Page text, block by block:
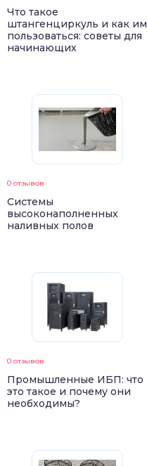
Что такое
штангенциркуль и как им
пользоваться: советы для
начинающих
0 отзывов
Системы
высоконаполненных
наливных полов
0 отзывов
Промышленные ИБП: что
это такое и почему они
необходимы?